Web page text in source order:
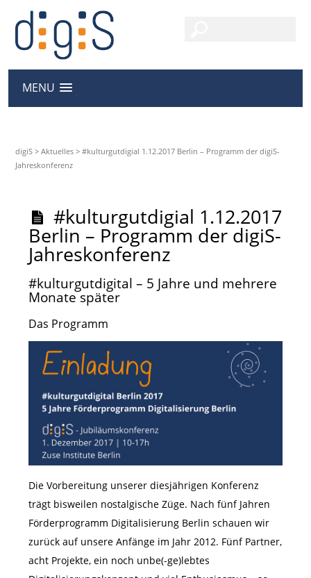
MENU
digiS >Aktuelles >#kulturgutdigial 1.12.2017 Berlin – Programm der digiS-
Jahreskonferenz
#kulturgutdigial 1.12.2017
Berlin – Programm der digiS-
Jahreskonferenz
#kulturgutdigital – 5 Jahre und mehrere
Monate später
Das Programm
Die Vorbereitung unserer diesjährigen Konferenz
trägt bisweilen nostalgische Züge. Nach fünf Jahren
Förderprogramm Digitalisierung Berlin schauen wir
zurück auf unsere Anfänge im Jahr 2012. Fünf Partner,
acht Projekte, ein noch unbe(-ge)lebtes